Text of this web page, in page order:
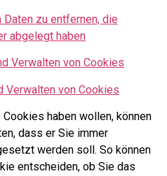
zu entfernen, die
abgelegt haben
Verwalten von Cookies
Verwalten von Cookies
haben wollen, können
dass er Sie immer
werden soll. So können
entscheiden, ob Sie das